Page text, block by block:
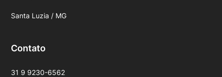
Santa Luzia / MG
Contato
31 9 9230-6562